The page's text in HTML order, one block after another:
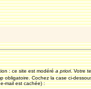
: ce site est modéréa priori. Votre
obligatoire. Cochez la case ci-
mail est cachée) :